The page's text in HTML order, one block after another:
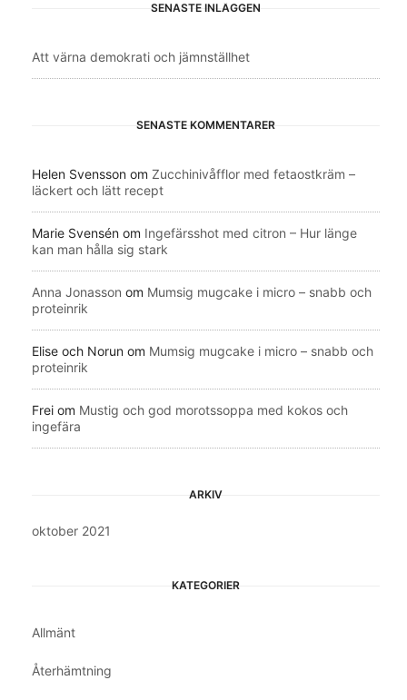
SENASTE INLÄGGEN
Att värna demokrati och jämnställhet
SENASTE KOMMENTARER
Helen Svensson om Zucchinivåfflor med fetaostkräm –
läckert och lätt recept
Marie Svensén om Ingefärsshot med citron – Hur länge
kan man hålla sig stark
Anna Jonasson om Mumsig mugcake i micro – snabb och
proteinrik
Elise och Norun om Mumsig mugcake i micro – snabb och
proteinrik
Frei om Mustig och god morotssoppa med kokos och
ingefära
ARKIV
oktober 2021
KATEGORIER
Allmänt
Återhämtning